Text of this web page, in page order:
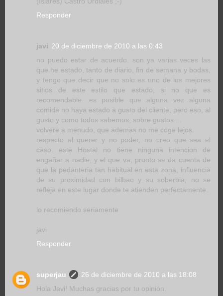
Responder
javi 20 de diciembre de 2010 a las 0:43
no puedo estar de acuerdo. son ya varias veces las
que he estado, tanto de diario, fin de semana y bodas,
y tengo que decir que no solo es uno de los mejores
sitios de este estilo que estado, si no que es
recomendable. es posible que alguna vez alguna
comida no haya estado a gusto del cliente, pero eso, al
gusto y como todos sabemos, sobre gustos....
volvere a menudo, que ademas no me coge lejos.
respecto al querer y no poder, no creo que sea el
caso. este Hostal no tiene ninguna intencion de
engañar a nadie, y el que va, pronto se da cuenta de
que la pedanteria tan habitual en esta zona, influencia
de su proximidad con bilbao y su soberbia, no se
refleja en este lugar donde te atienden perfectamente.
lo recomiendo seriamente
javi
Responder
superjau
26 de diciembre de 2010 a las 18:08
Hola Javi! Muchas gracias por tu opinión.